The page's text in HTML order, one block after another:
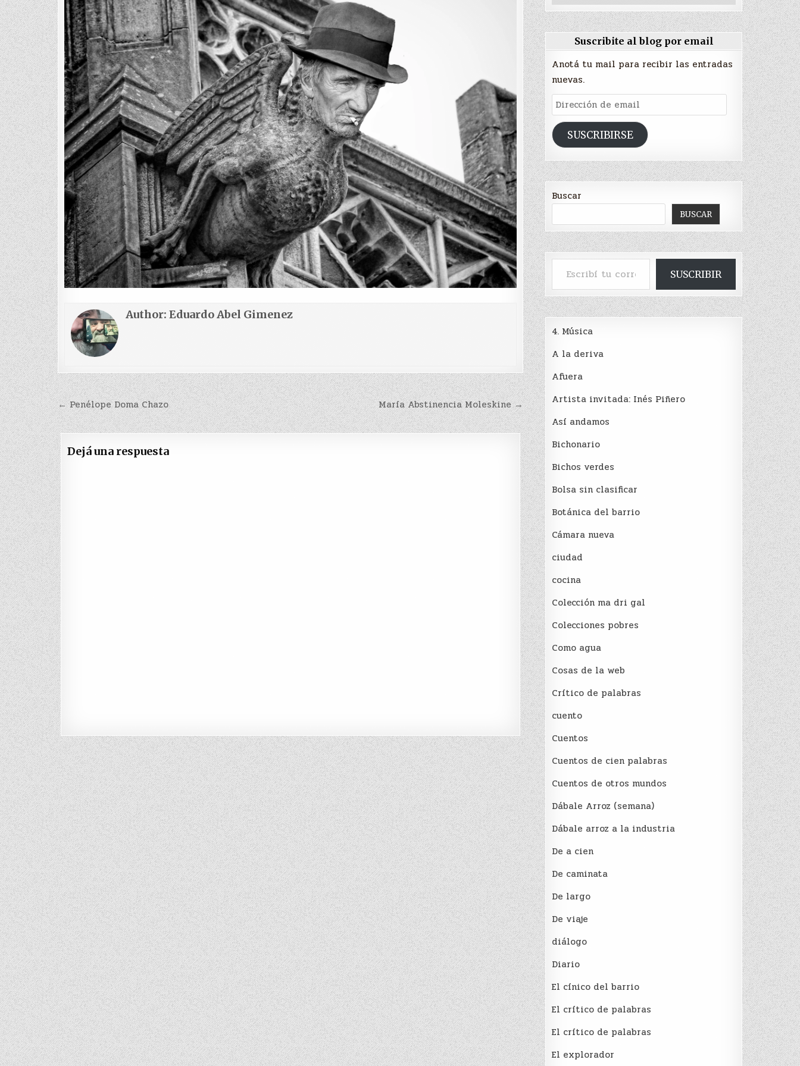
Author: Eduardo Abel Gimenez
Navegación
de
entradas
María Abstinencia Moleskine →
← Penélope Doma Chazo
Dejá una respuesta
Suscribite al blog por email
Anotá tu mail para recibir las entradas
nuevas.
Dirección
de
emailSUSCRIBIRSE
Buscar
BUSCAR
Escribí tu correo electrónico…
SUSCRIBIR
4. Música
A la deriva
Afuera
Artista invitada: Inés Piñero
Así andamos
Bichonario
Bichos verdes
Bolsa sin clasificar
Botánica del barrio
Cámara nueva
ciudad
cocina
Colección ma dri gal
Colecciones pobres
Como agua
Cosas de la web
Crítico de palabras
cuento
Cuentos
Cuentos de cien palabras
Cuentos de otros mundos
Dábale Arroz (semana)
Dábale arroz a la industria
De a cien
De caminata
De largo
De viaje
diálogo
Diario
El cínico del barrio
El crí­tico de palabras
El crí­tico de palabras
El explorador